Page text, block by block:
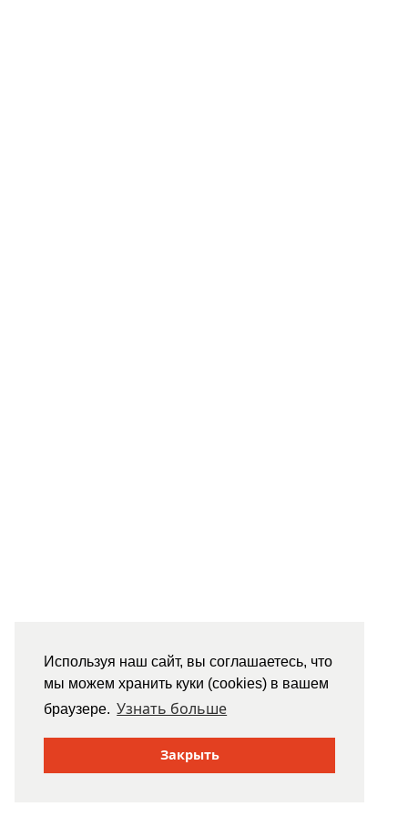
Используя наш сайт, вы соглашаетесь, что
мы можем хранить куки (cookies) в вашем
браузере. Узнать больше
Закрыть